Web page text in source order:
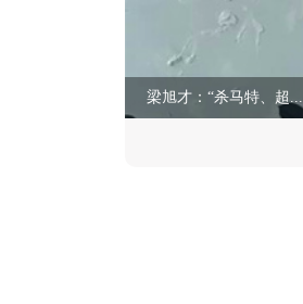
梁旭才：“杀马特、超...